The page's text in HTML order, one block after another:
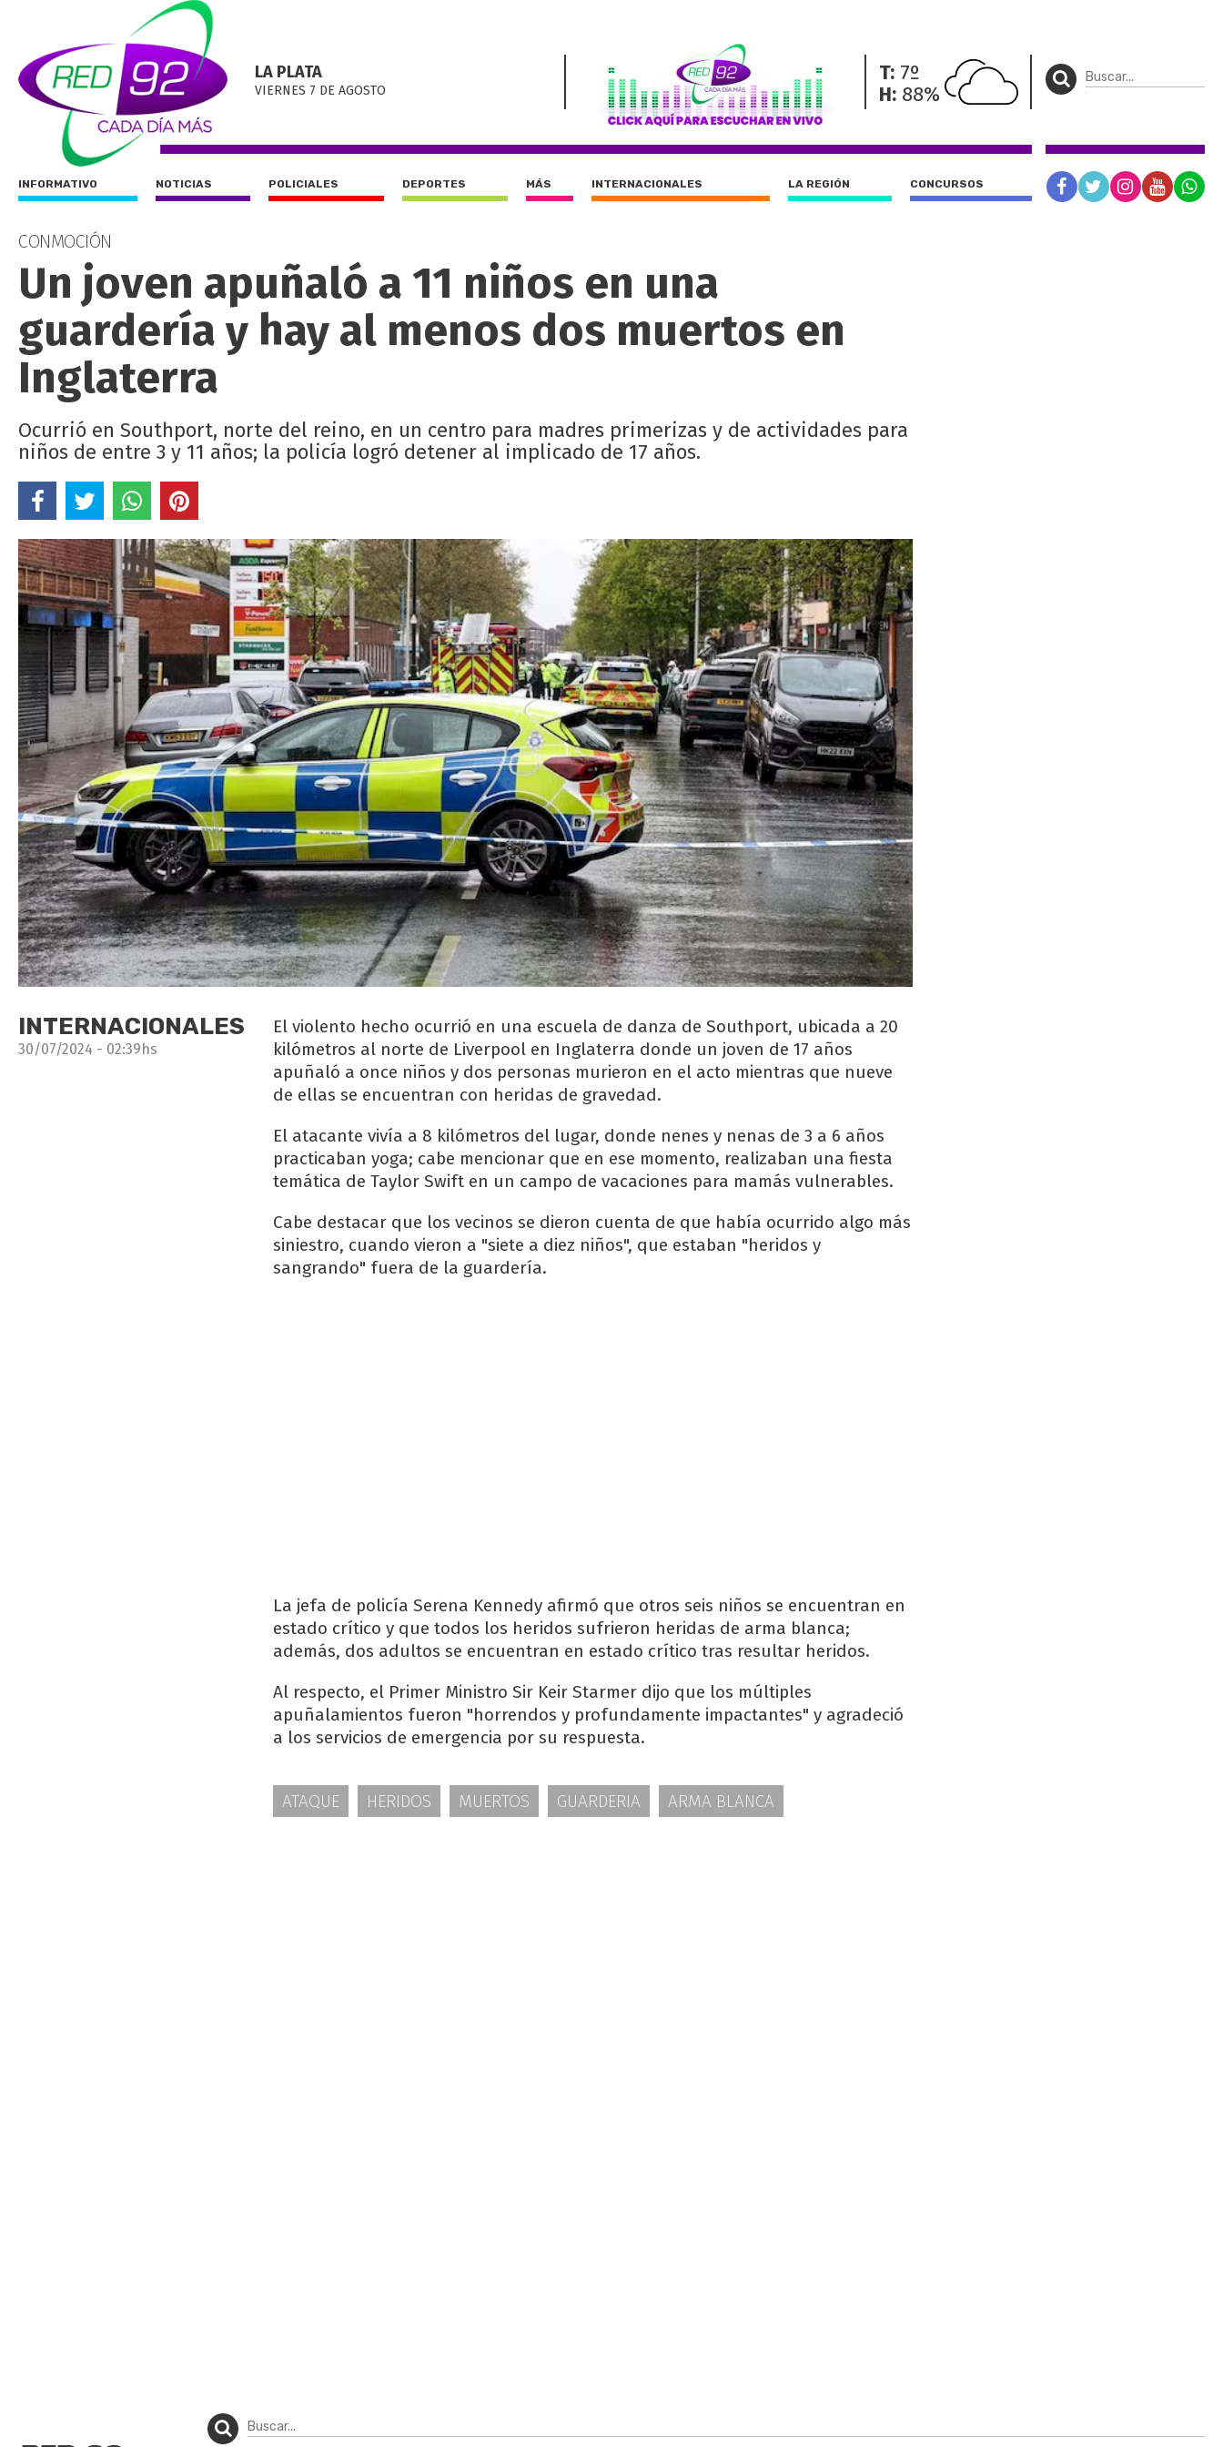
LA PLATA
VIERNES 7 DE AGOSTO
T: 7º
H: 88%
INFORMATIVO NOTICIAS POLICIALES DEPORTES MÁS INTERNACIONALES LA REGIÓN CONCURSOS
CONMOCIÓN
Un joven apuñaló a 11 niños en una
guardería y hay al menos dos muertos en
Inglaterra
Ocurrió en Southport, norte del reino, en un centro para madres primerizas y de actividades para
niños de entre 3 y 11 años; la policía logró detener al implicado de 17 años.
INTERNACIONALES
30/07/2024 - 02:39hs
El violento hecho ocurrió en una escuela de danza de Southport, ubicada a 20
kilómetros al norte de Liverpool en Inglaterra donde un joven de 17 años
apuñaló a once niños y dos personas murieron en el acto mientras que nueve
de ellas se encuentran con heridas de gravedad.
El atacante vivía a 8 kilómetros del lugar, donde nenes y nenas de 3 a 6 años
practicaban yoga; cabe mencionar que en ese momento, realizaban una fiesta
temática de Taylor Swift en un campo de vacaciones para mamás vulnerables.
Cabe destacar que los vecinos se dieron cuenta de que había ocurrido algo más
siniestro, cuando vieron a "siete a diez niños", que estaban "heridos y
sangrando" fuera de la guardería.
La jefa de policía Serena Kennedy afirmó que otros seis niños se encuentran en
estado crítico y que todos los heridos sufrieron heridas de arma blanca;
además, dos adultos se encuentran en estado crítico tras resultar heridos.
Al respecto, el Primer Ministro Sir Keir Starmer dijo que los múltiples
apuñalamientos fueron "horrendos y profundamente impactantes" y agradeció
a los servicios de emergencia por su respuesta.
ATAQUE HERIDOS MUERTOS GUARDERIA ARMA BLANCA